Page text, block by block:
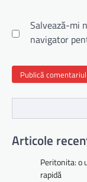
Salvează-mi
navigator
Articole
Peritonita: o
rapidă